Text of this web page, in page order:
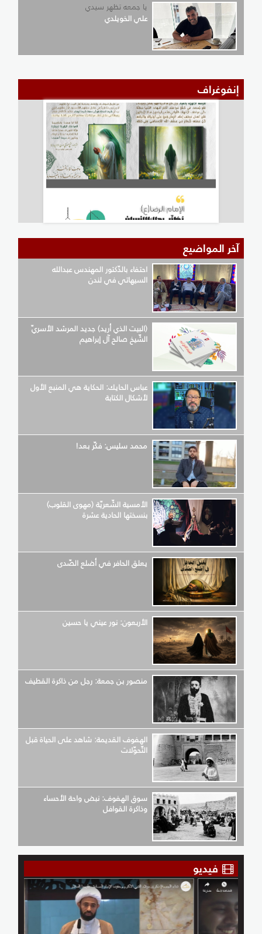
يا جمعه تظهر سيدي
علي الخويلدي
إنفوغراف
آخر المواضيع
احتفاء بالدّكتور المهندس عبدالله
السيهاتي في لندن
(البيت الذي أريد) جديد المرشد الأسريّ
الشّيخ صالح آل إبراهيم
عباس الحايك: الحكاية هي المنبع الأول
لأشكال الكتابة
محمد سليس: فكّر بعد!
الأمسية الشّعريّة (مهوى القلوب)
بنسختها الحادية عشرة
يعلق الحافر في أضلع الصّدى
الأربعون: نور عيني يا حسين
منصور بن جمعة: رجل من ذاكرة القطيف
الهفوف القديمة: شاهد على الحياة قبل
التّحوّلات
سوق الهفوف: نبض واحة الأحساء
وذاكرة القوافل
فيديو